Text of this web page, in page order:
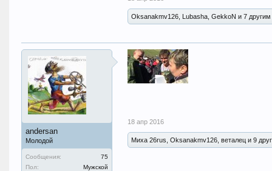
Oksanakmv126, Lubasha, GekkoN и 7 другим
andersan
Молодой
Сообщения:
75
Пол:
Мужской
18 апр 2016
Миха 26rus, Oksanakmv126, веталец и 9